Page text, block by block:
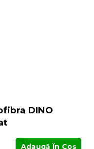
DINO
Adaugă În Coş